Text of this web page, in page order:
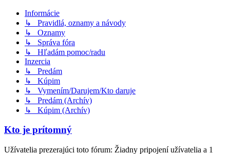
Informácie
↳ Pravidlá, oznamy a návody
↳ Oznamy
↳ Správa fóra
↳ Hľadám pomoc/radu
Inzercia
↳ Predám
↳ Kúpim
↳ Vymením/Darujem/Kto daruje
↳ Predám (Archív)
↳ Kúpim (Archív)
Kto je prítomný
Užívatelia prezerajúci toto fórum: Žiadny pripojení užívatelia a 1